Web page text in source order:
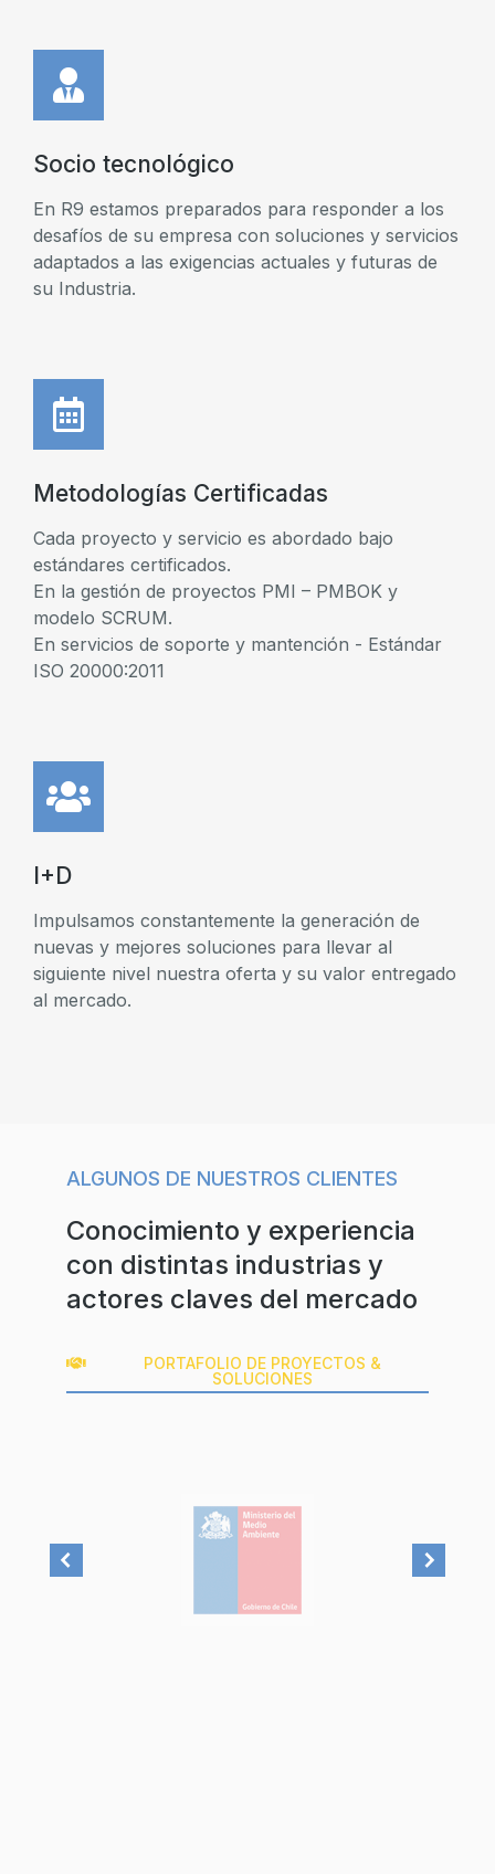
Socio tecnológico
En R9 estamos preparados para responder a los
desafíos de su empresa con soluciones y servicios
adaptados a las exigencias actuales y futuras de
su Industria.
Metodologías Certificadas
Cada proyecto y servicio es abordado bajo
estándares certificados.
En la gestión de proyectos PMI – PMBOK y
modelo SCRUM.
En servicios de soporte y mantención - Estándar
ISO 20000:2011
I+D
Impulsamos constantemente la generación de
nuevas y mejores soluciones para llevar al
siguiente nivel nuestra oferta y su valor entregado
al mercado.
ALGUNOS DE NUESTROS CLIENTES
Conocimiento y experiencia
con distintas industrias y
actores claves del mercado
PORTAFOLIO DE PROYECTOS &
SOLUCIONES